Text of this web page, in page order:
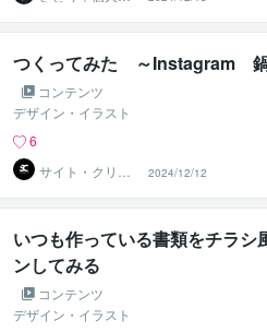
業主向けライタ
ー
つくってみた ～Instagram
コンテンツ
デザイン・イラスト
6
サイト・クリエ
イティブ
2024/12/12
いつも作っている書類をチラシ
ンしてみる
コンテンツ
デザイン・イラスト